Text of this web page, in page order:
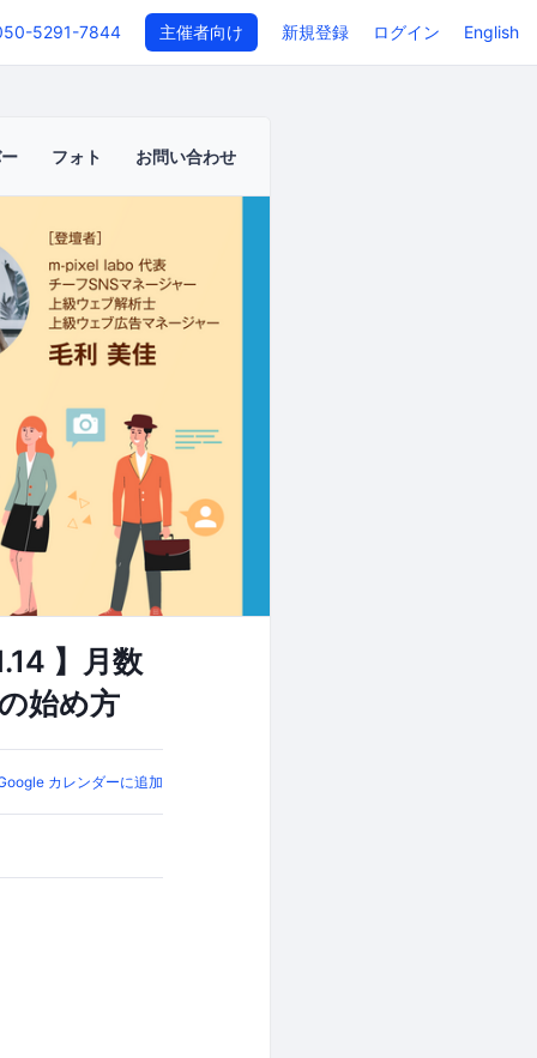
5291-7844 主催者向け 新規登録 ログイン English
フォト お問い合わせ
】月数
始め方
カレンダーに追加